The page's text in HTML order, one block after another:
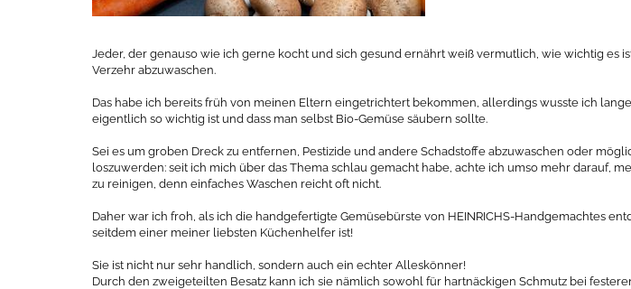
Jeder, der genauso wie ich gerne kocht und sich gesund ernährt weiß vermutlich, wie wichtig es
Verzehr abzuwaschen.
Das habe ich bereits früh von meinen Eltern eingetrichtert bekommen, allerdings wusste ich
eigentlich so wichtig ist und dass man selbst Bio-Gemüse säubern sollte.
Sei es um groben Dreck zu entfernen, Pestizide und andere Schadstoffe abzuwaschen oder
loszuwerden: seit ich mich über das Thema schlau gemacht habe, achte ich umso mehr darauf,
zu reinigen, denn einfaches Waschen reicht oft nicht.
Daher war ich froh, als ich die handgefertigte Gemüsebürste von HEINRICHS-Handgemachtes
seitdem einer meiner liebsten Küchenhelfer ist!
Sie ist nicht nur sehr handlich, sondern auch ein echter Alleskönner!
Durch den zweigeteilten Besatz kann ich sie nämlich sowohl für hartnäckigen Schmutz bei